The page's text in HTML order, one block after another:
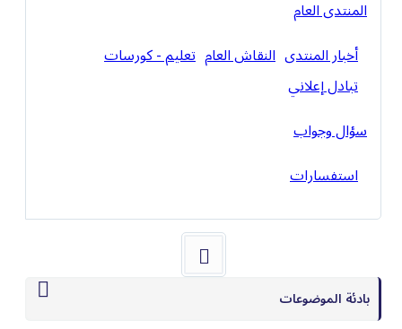
المنتدى العام
أخبار المنتدى النقاش العام تعليم - كورسات
تبادل إعلاني
سؤال وجواب
استفسارات
بادئة الموضوعات